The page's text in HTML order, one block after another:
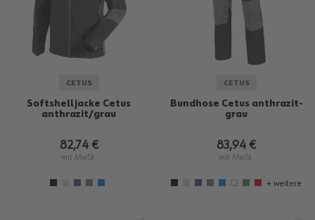
CETUS
Softshelljacke Cetus
anthrazit/grau
82,74 €
mit MwSt.
CETUS
Bundhose Cetus anthrazit-
grau
83,94 €
mit MwSt.
+ weitere